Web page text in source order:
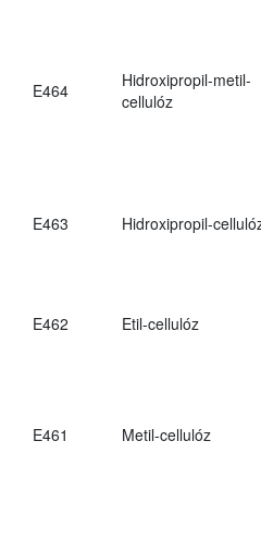
E464
Hidroxipropil-metil-
cellulóz
E463 Hidroxipropil-
E462 Etil-cellulóz
E461 Metil-cellulóz